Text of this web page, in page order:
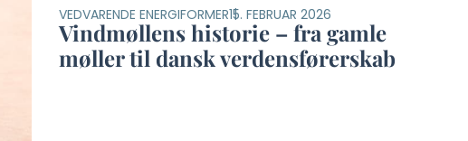
VEDVARENDE ENERGIFORMER15. FEBRUAR 2026
Vindmøllens historie – fra gamle
møller til dansk verdensførerskab